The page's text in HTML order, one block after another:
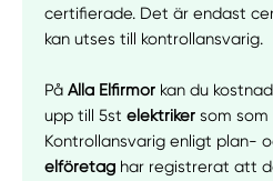
certifierade. Det är endast
kan utses till kontrollansvarig.
PåAlla Elfirmor kan du
upp till 5stelektriker som
Kontrollansvarig enligt plan-
elföretag har registrerat att